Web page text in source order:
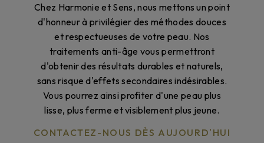
Chez Harmonie et Sens, nous mettons un point
d'honneur à privilégier des méthodes douces
et respectueuses de votre peau. Nos
traitements anti-âge vous permettront
d'obtenir des résultats durables et naturels,
sans risque d'effets secondaires indésirables.
Vous pourrez ainsi profiter d'une peau plus
lisse, plus ferme et visiblement plus jeune.
CONTACTEZ-NOUS DÈS AUJOURD'HUI